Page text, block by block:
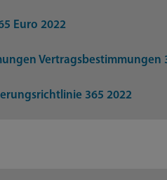
Euro 2022
Vertragsbestimmungen
365 2022